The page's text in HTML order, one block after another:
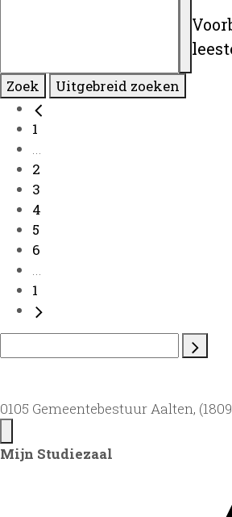
Zoek Uitgebreid zoeken
1
...
2
3
4
5
6
...
1
0105 Gemeentebestuur Aalten,
Mijn Studiezaal